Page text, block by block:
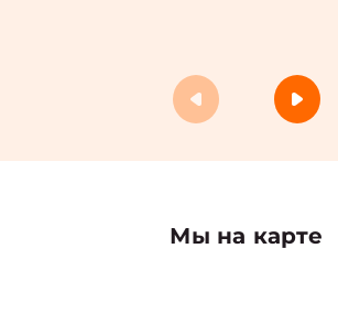
Мы на карте